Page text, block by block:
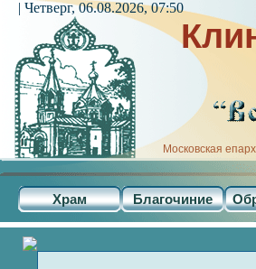
Московская
Храм Благочиние
| Четверг, 06.08.2026, 07:50